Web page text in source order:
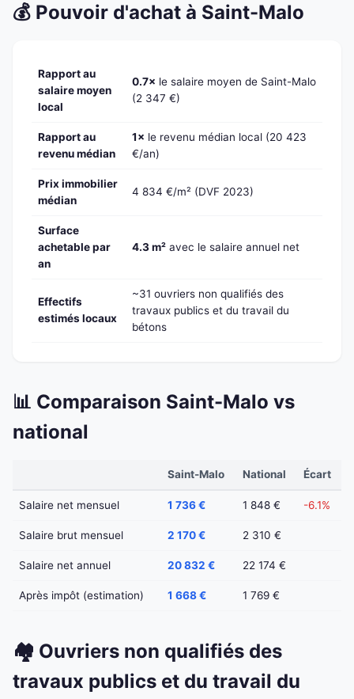
💰 Pouvoir d'achat à Saint-Malo
Rapport au
salaire moyen
local
0.7× le salaire moyen de Saint-Malo
(2 347 €)
Rapport au
revenu médian
1× le revenu médian local (20 423
€/an)
Prix immobilier
médian
4 834 €/m² (DVF 2023)
Surface
achetable par
an
4.3 m² avec le salaire annuel net
Effectifs
estimés locaux
~31 ouvriers non qualifiés des
travaux publics et du travail du
bétons
📊 Comparaison Saint-Malo vs
national
Saint-Malo National Écart
Salaire net mensuel 1 736 € 1 848 € -6.1%
Salaire brut mensuel 2 170 € 2 310 €
Salaire net annuel 20 832 € 22 174 €
Après impôt (estimation) 1 668 € 1 769 €
🏘️ Ouvriers non qualifiés des
travaux publics et du travail du